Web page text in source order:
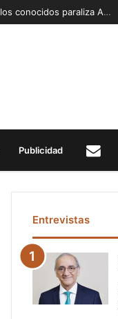
Detección de un fenómeno sísmico emergente en profundidad con riesgos diferentes a los conocidos paraliza Andes Norte
Publicidad
Entrevistas